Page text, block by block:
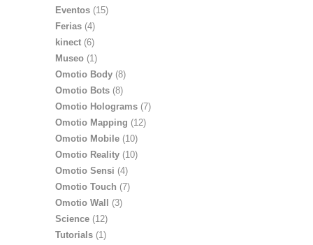
Eventos (15)
Ferias (4)
kinect (6)
Museo (1)
Omotio Body (8)
Omotio Bots (8)
Omotio Holograms (7)
Omotio Mapping (12)
Omotio Mobile (10)
Omotio Reality (10)
Omotio Sensi (4)
Omotio Touch (7)
Omotio Wall
(3)
Science (12)
Tutorials (1)